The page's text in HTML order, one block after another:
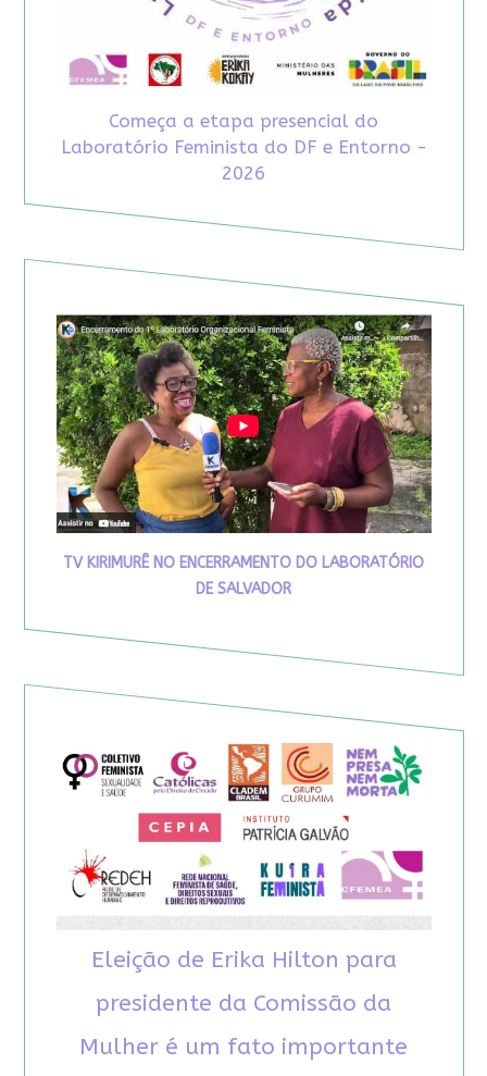
Começa a etapa presencial do
Laboratório Feminista do DF e Entorno -
2026
TV KIRIMURÊ NO ENCERRAMENTO DO LABORATÓRIO
DE SALVADOR
Eleição de Erika Hilton para
presidente da Comissão da
Mulher é um fato importante